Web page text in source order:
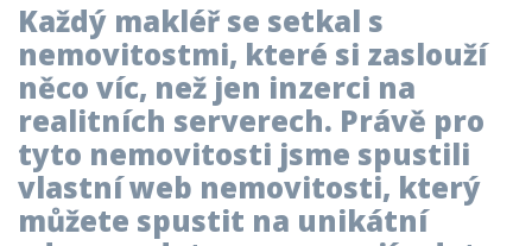
Každý makléř se setkal s
nemovitostmi, které si zaslouží
něco víc, než jen inzerci na
realitních serverech. Právě pro
tyto nemovitosti jsme spustili
vlastní web nemovitosti, který
můžete spustit na unikátní